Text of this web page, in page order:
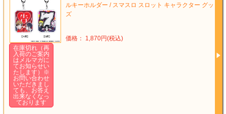
ルキーホルダー / スマスロ スロット キャラクター グッ
ズ
価格： 1,870円(税込)
在庫切れ（再
入荷のご案内
はメルマガに
てお知らせい
たします）※
お問い合わせ
いただきまし
ても、お答え
出来なくなっ
ております